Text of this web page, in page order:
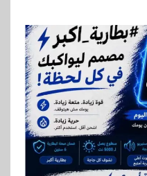
والبترول يبحثان
الطاقة